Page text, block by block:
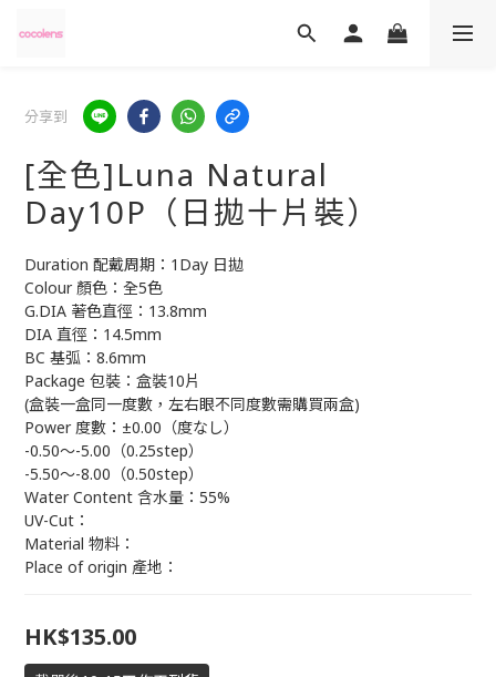
分享到
[全色]Luna Natural
Day10P（日拋十片裝）
Duration 配戴周期：1Day 日拋
Colour 顏色：全5色
G.DIA 著色直徑：13.8mm
DIA 直徑：14.5mm
BC 基弧：8.6mm
Package 包裝：盒裝10片
(盒裝一盒同一度數，左右眼不同度數需購買兩盒)
Power 度數：±0.00（度なし）
-0.50～-5.00（0.25step）
-5.50～-8.00（0.50step）
Water Content 含水量：55%
UV-Cut：
Material 物料：
Place of origin 產地：
HK$135.00